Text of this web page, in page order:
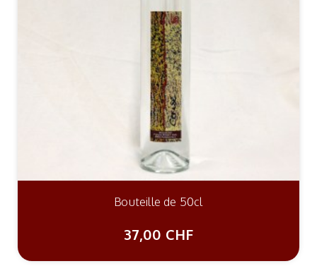
Bouteille de 50cl
37,00 CHF